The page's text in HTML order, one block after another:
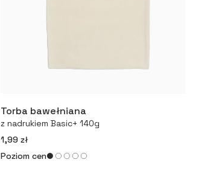
Więcej
Torba bawełniana
z nadrukiem Basic+ 140g
1,99 zł
Poziom cen